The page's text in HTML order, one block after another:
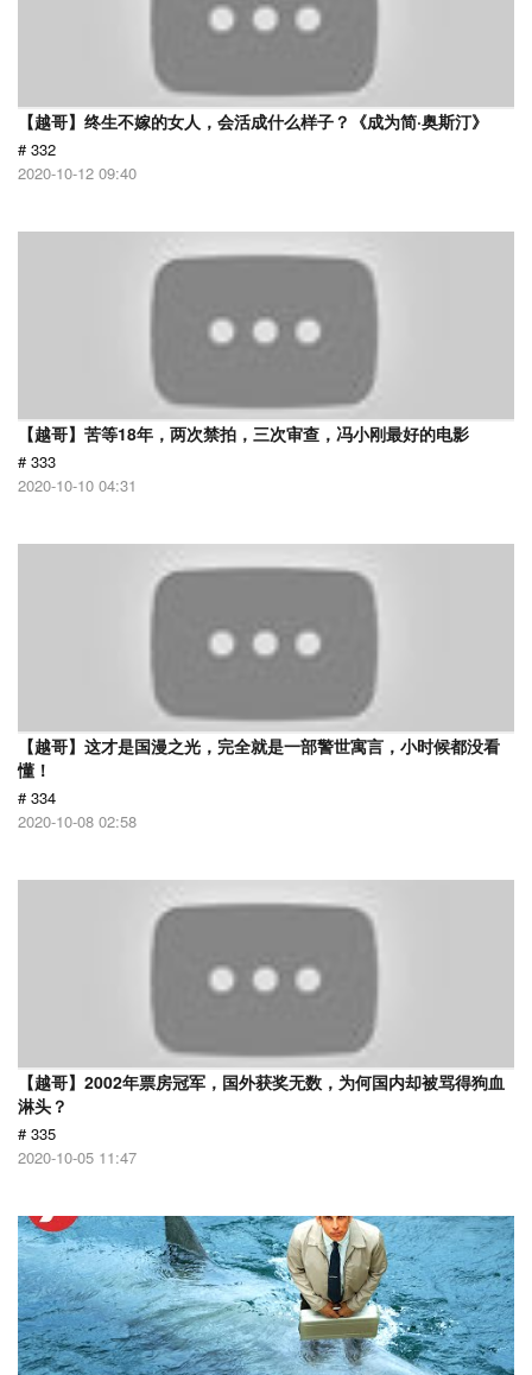
【越哥】终生不嫁的女人，会活成什么样子？《成为简·奥斯汀》
# 332
2020-10-12 09:40
【越哥】苦等18年，两次禁拍，三次审查，冯小刚最好的电影
# 333
2020-10-10 04:31
【越哥】这才是国漫之光，完全就是一部警世寓言，小时候都没看
懂！
# 334
2020-10-08 02:58
【越哥】2002年票房冠军，国外获奖无数，为何国内却被骂得狗血
淋头？
# 335
2020-10-05 11:47